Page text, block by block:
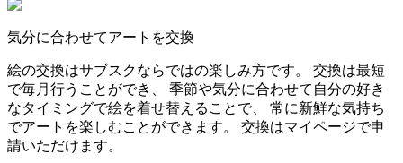
気分に合わせてアートを交換
絵の交換はサブスクならではの楽しみ方です。 交換は最短
で毎月行うことができ、 季節や気分に合わせて自分の好き
なタイミングで絵を着せ替えることで、 常に新鮮な気持ち
でアートを楽しむことができます。 交換はマイページで申
請いただけます。